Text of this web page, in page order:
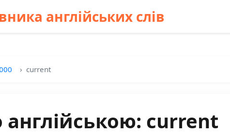
англійських слів
current
англійською: current